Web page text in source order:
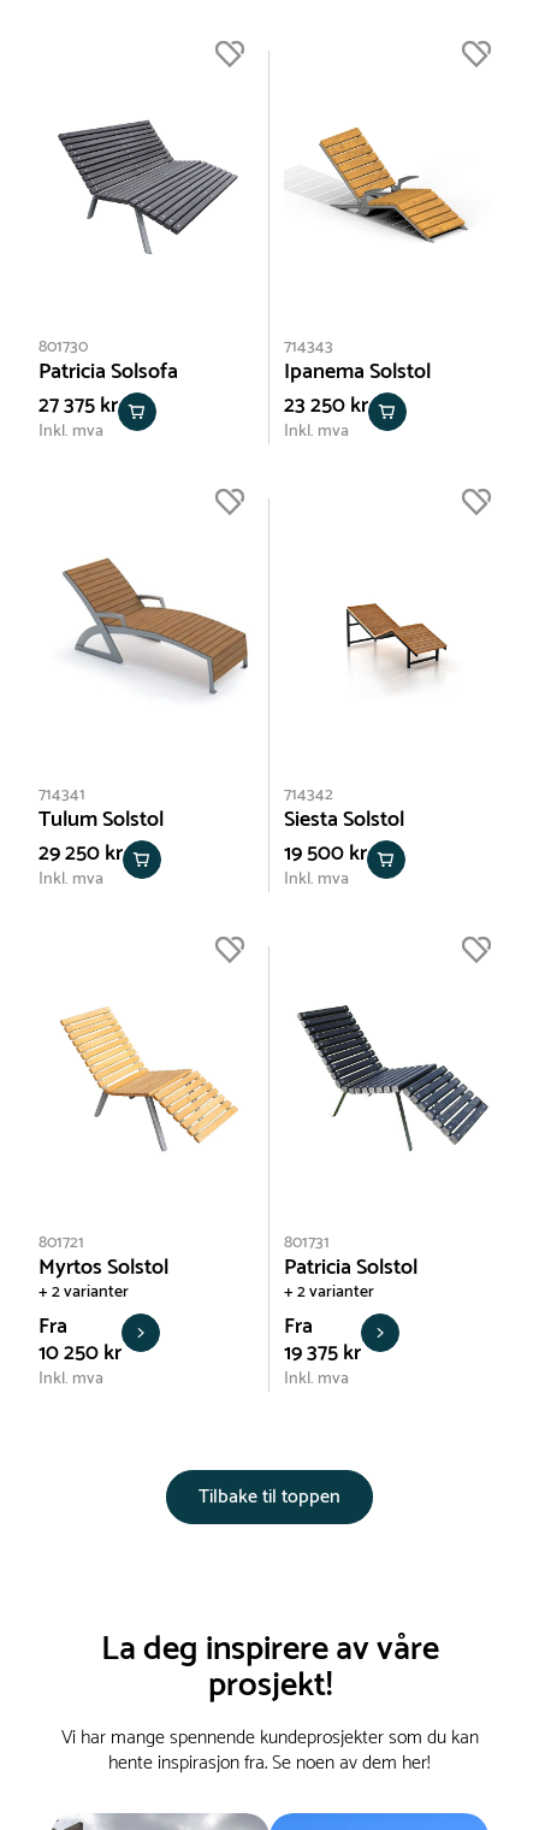
801730
Patricia Solsofa
27 375 kr
Inkl. mva
714343
Ipanema Solstol
23 250 kr
Inkl. mva
714341
Tulum Solstol
29 250 kr
Inkl. mva
714342
Siesta Solstol
19 500 kr
Inkl. mva
801721
Myrtos Solstol
+ 2 varianter
Fra
10 250 kr
Inkl. mva
801731
Patricia Solstol
+ 2 varianter
Fra
19 375 kr
Inkl. mva
Tilbake til toppen
La deg inspirere av våre
prosjekt!
Vi har mange spennende kundeprosjekter som du kan
hente inspirasjon fra. Se noen av dem her!